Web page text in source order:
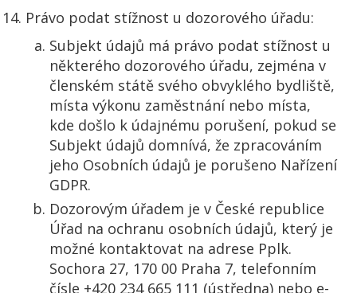
Právo podat stížnost u dozorového úřadu:
Subjekt údajů má právo podat stížnost u
některého dozorového úřadu, zejména v
členském státě svého obvyklého bydliště,
místa výkonu zaměstnání nebo místa,
kde došlo k údajnému porušení, pokud se
Subjekt údajů domnívá, že zpracováním
jeho Osobních údajů je porušeno Nařízení
GDPR.
Dozorovým úřadem je v České republice
Úřad na ochranu osobních údajů, který je
možné kontaktovat na adrese Pplk.
Sochora 27, 170 00 Praha 7, telefonním
čísle +420 234 665 111 (ústředna) nebo e-